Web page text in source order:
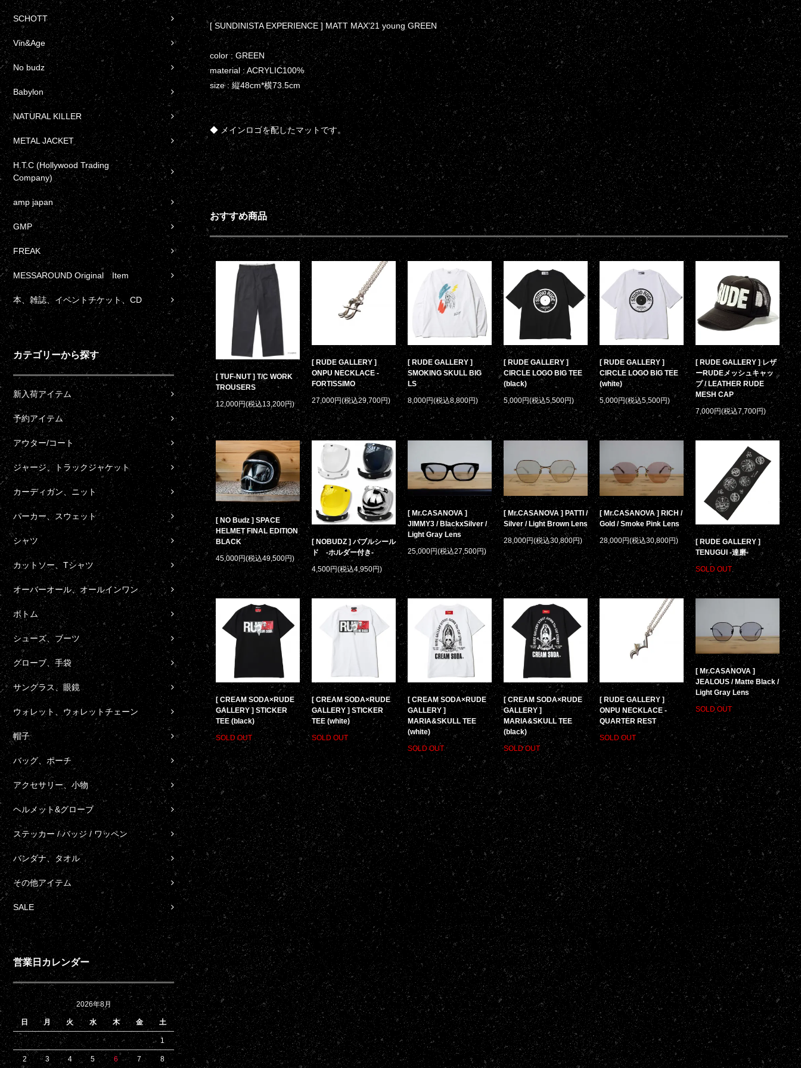
SCHOTT
Vin&Age
No budz
Babylon
NATURAL KILLER
METAL JACKET
H.T.C (Hollywood Trading
Company)
amp japan
GMP
FREAK
MESSAROUND Original Item
本、雑誌、イベントチケット、CD
カテゴリーから探す
新入荷アイテム
予約アイテム
アウター/コート
ジャージ、トラックジャケット
カーディガン、ニット
パーカー、スウェット
シャツ
カットソー、Tシャツ
オーバーオール、オールインワン
ボトム
シューズ、ブーツ
グローブ、手袋
サングラス、眼鏡
ウォレット、ウォレットチェーン
帽子
バッグ、ポーチ
アクセサリー、小物
ヘルメット&グローブ
ステッカー / バッジ / ワッペン
バンダナ、タオル
その他アイテム
SALE
営業日カレンダー
2026年8月
日 月 火 水 木 金 土
1
2 3 4 5 6 7 8
[ SUNDINISTA EXPERIENCE ] MATT MAX'21 young GREEN
color : GREEN
material : ACRYLIC100%
size : 縦48cm*横73.5cm
◆ メインロゴを配したマットです。
おすすめ商品
[ TUF-NUT ] T/C WORK
TROUSERS
12,000円(税込13,200円)
[ RUDE GALLERY ]
ONPU NECKLACE -
FORTISSIMO
27,000円(税込29,700円)
[ RUDE GALLERY ]
SMOKING SKULL BIG
LS
8,000円(税込8,800円)
[ RUDE GALLERY ]
CIRCLE LOGO BIG TEE
(black)
5,000円(税込5,500円)
[ RUDE GALLERY ]
CIRCLE LOGO BIG TEE
(white)
5,000円(税込5,500円)
[ RUDE GALLERY ] レザ
ーRUDEメッシュキャッ
プ / LEATHER RUDE
MESH CAP
7,000円(税込7,700円)
[ NO Budz ] SPACE
HELMET FINAL EDITION
BLACK
45,000円(税込49,500円)
[ NOBUDZ ] バブルシール
ド -ホルダー付き-
4,500円(税込4,950円)
[ Mr.CASANOVA ]
JIMMY3 / BlackxSilver /
Light Gray Lens
25,000円(税込27,500円)
[ Mr.CASANOVA ] PATTI /
Silver / Light Brown Lens
28,000円(税込30,800円)
[ Mr.CASANOVA ] RICH /
Gold / Smoke Pink Lens
28,000円(税込30,800円)
[ RUDE GALLERY ]
TENUGUI -達磨-
SOLD OUT
[ CREAM SODA×RUDE
GALLERY ] STICKER
TEE (black)
SOLD OUT
[ CREAM SODA×RUDE
GALLERY ] STICKER
TEE (white)
SOLD OUT
[ CREAM SODA×RUDE
GALLERY ]
MARIA&SKULL TEE
(white)
SOLD OUT
[ CREAM SODA×RUDE
GALLERY ]
MARIA&SKULL TEE
(black)
SOLD OUT
[ RUDE GALLERY ]
ONPU NECKLACE -
QUARTER REST
SOLD OUT
[ Mr.CASANOVA ]
JEALOUS / Matte Black /
Light Gray Lens
SOLD OUT